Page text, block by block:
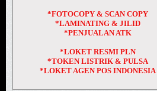
*FOTOCOPY & SCAN COPY
*LAMINATING & JILID
*PENJUALAN ATK
*LOKET RESMI PLN
*TOKEN LISTRIK & PULSA
*LOKET AGEN POS INDONESIA